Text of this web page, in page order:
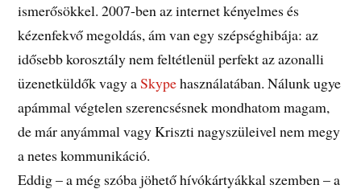
ismerősökkel. 2007-ben az internet kényelmes és
kézenfekvő megoldás, ám van egy szépséghibája: az
idősebb korosztály nem feltétlenül perfekt az azonalli
üzenetküldők vagy aSkypehasználatában. Nálunk ugye
apámmal végtelen szerencsésnek mondhatom magam,
de már anyámmal vagy Kriszti nagyszüleivel nem megy
a netes kommunikáció.
Eddig – a még szóba jöhető hívókártyákkal szemben – a